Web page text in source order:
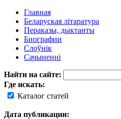
Главная
Беларуская літаратура
Пераказы, дыктанты
Биографии
Слоўнік
Сачыненні
Найти на сайте:
Где искать:
Каталог статей
Дата публикации: